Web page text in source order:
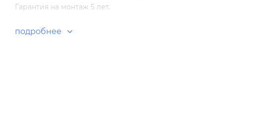
Гарантия на монтаж 5 лет.
подробнее